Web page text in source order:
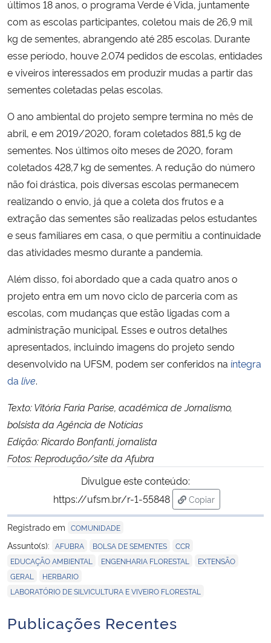
últimos 18 anos, o programa Verde é Vida, juntamente
com as escolas participantes, coletou mais de 26,9 mil
kg de sementes, abrangendo até 285 escolas. Durante
esse período, houve 2.074 pedidos de escolas, entidades
e viveiros interessados em produzir mudas a partir das
sementes coletadas pelas escolas.
O ano ambiental do projeto sempre termina no mês de
abril, e em 2019/2020, foram coletados 881,5 kg de
sementes. Nos últimos oito meses de 2020, foram
coletados 428,7 kg de sementes. A redução do número
não foi drástica, pois diversas escolas permanecem
realizando o envio, já que a coleta dos frutos e a
extração das sementes são realizadas pelos estudantes
e seus familiares em casa, o que permitiu a continuidade
das atividades mesmo durante a pandemia.
Além disso, foi abordado que a cada quatro anos o
projeto entra em um novo ciclo de parceria com as
escolas, com mudanças que estão ligadas com a
administração municipal. Esses e outros detalhes
apresentados, incluindo imagens do projeto sendo
desenvolvido na UFSM, podem ser conferidos na íntegra
da live.
Texto: Vitória Faria Parise, acadêmica de Jornalismo,
bolsista da Agência de Notícias
Edição: Ricardo Bonfanti, jornalista
Fotos: Reprodução/site da Afubra
Divulgue este conteúdo:
https://ufsm.br/r-1-55848
Copiar
para área de
Registrado em COMUNIDADE
Assunto(s): AFUBRA BOLSA DE SEMENTES CCR
EDUCAÇÃO AMBIENTAL ENGENHARIA FLORESTAL EXTENSÃO
GERAL HERBARIO
LABORATÓRIO DE SILVICULTURA E VIVEIRO FLORESTAL
Publicações Recentes